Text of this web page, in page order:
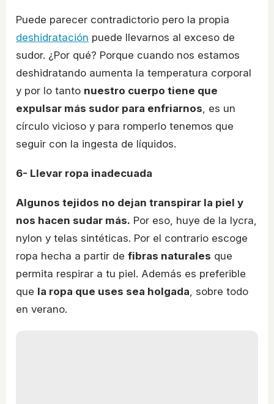
Puede parecer contradictorio pero la propia
deshidratación puede llevarnos al exceso de
sudor. ¿Por qué? Porque cuando nos estamos
deshidratando aumenta la temperatura corporal
y por lo tanto nuestro cuerpo tiene que
expulsar más sudor para enfriarnos , es un
círculo vicioso y para romperlo tenemos que
seguir con la ingesta de líquidos.
6- Llevar ropa inadecuada
Algunos tejidos no dejan transpirar la piel y
nos hacen sudar más. Por eso, huye de la lycra,
nylon y telas sintéticas. Por el contrario escoge
ropa hecha a partir de fibras naturales que
permita respirar a tu piel. Además es preferible
que la ropa que uses sea holgada , sobre todo
en verano.